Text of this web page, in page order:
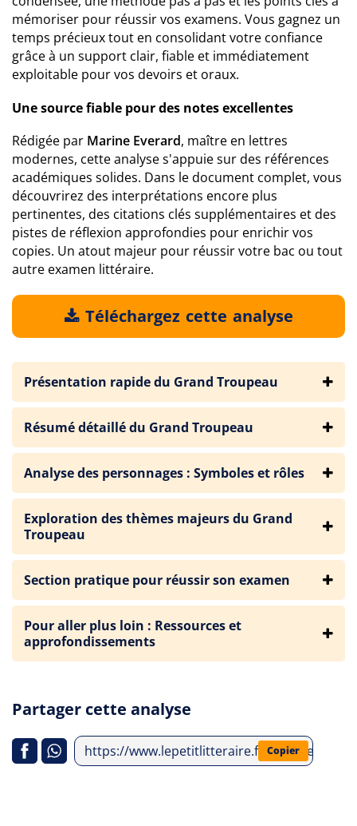
mémoriser pour réussir vos examens. Vous gagnez un
temps précieux tout en consolidant votre confiance
grâce à un support clair, fiable et immédiatement
exploitable pour vos devoirs et oraux.
Une source fiable pour des notes excellentes
Rédigée par Marine Everard, maître en lettres
modernes, cette analyse s'appuie sur des références
académiques solides. Dans le document complet, vous
découvrirez des interprétations encore plus
pertinentes, des citations clés supplémentaires et des
pistes de réflexion approfondies pour enrichir vos
copies. Un atout majeur pour réussir votre bac ou tout
autre examen littéraire.
Téléchargez cette analyse
Présentation rapide du Grand Troupeau
Résumé détaillé du Grand Troupeau
Analyse des personnages : Symboles et rôles
Exploration des thèmes majeurs du Grand
Troupeau
Section pratique pour réussir son examen
Pour aller plus loin : Ressources et
approfondissements
Partager cette analyse
https://www.lepetitlitteraire.fr/analyses-
Copier